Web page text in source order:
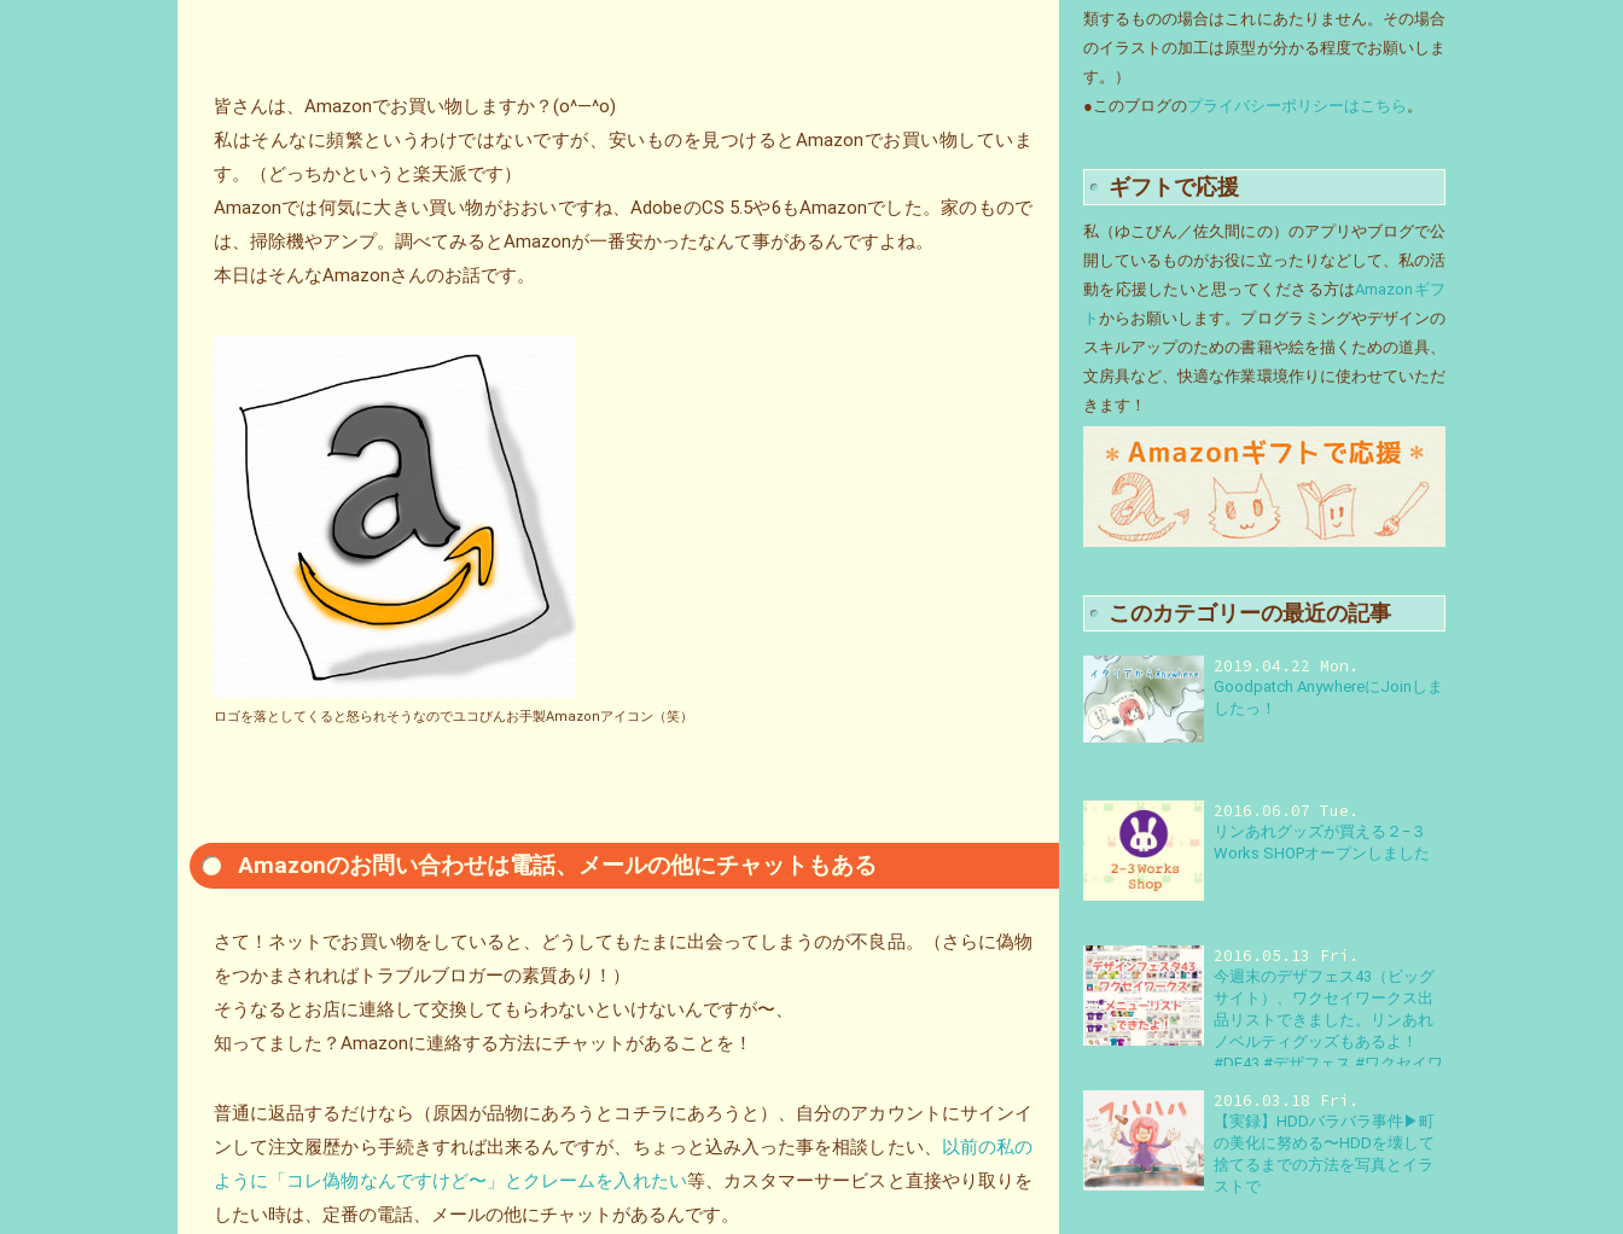
皆さんは、Amazonでお買い物しますか？(o^―^o)
私はそんなに頻繁というわけではないですが、安いものを見つけるとAmazonでお買い物していま
す。（どっちかというと楽天派です）
Amazonでは何気に大きい買い物がおおいですね、AdobeのCS 5.5や6もAmazonでした。家のもので
は、掃除機やアンプ。調べてみるとAmazonが一番安かったなんて事があるんですよね。
本日はそんなAmazonさんのお話です。
ロゴを落としてくると怒られそうなのでユコびんお手製Amazonアイコン（笑）
Amazonのお問い合わせは電話、メールの他にチャットもある
さて！ネットでお買い物をしていると、どうしてもたまに出会ってしまうのが不良品。（さらに偽物
をつかまされればトラブルブロガーの素質あり！）
そうなるとお店に連絡して交換してもらわないといけないんですが〜、
知ってました？Amazonに連絡する方法にチャットがあることを！
普通に返品するだけなら（原因が品物にあろうとコチラにあろうと）、自分のアカウントにサインイ
ンして注文履歴から手続きすれば出来るんですが、ちょっと込み入った事を相談したい、 以前の私の
ように「コレ偽物なんですけど〜」とクレームを入れたい等、カスタマーサービスと直接やり取りを
したい時は、定番の電話、メールの他にチャットがあるんです。
類するものの場合はこれにあたりません。その場合
のイラストの加工は原型が分かる程度でお願いしま
す。）
●このブログのプライバシーポリシーはこちら 。
ギフトで応援
私（ゆこびん／佐久間にの）のアプリやブログで公
開しているものがお役に立ったりなどして、私の活
動を応援したいと思ってくださる方はAmazonギフ
トからお願いします。プログラミングやデザインの
スキルアップのための書籍や絵を描くための道具、
文房具など、快適な作業環境作りに使わせていただ
きます！
このカテゴリーの最近の記事
2019.04.22 Mon.
Goodpatch AnywhereにJoinしま
したっ！
2016.06.07 Tue.
リンあれグッズが買える２−３
Works SHOPオープンしました
2016.05.13 Fri.
今週末のデザフェス43（ビッグ
サイト）、ワクセイワークス出
品リストできました。リンあれ
ノベルティグッズもあるよ！
#DF43 #デザフェス #ワクセイワ
2016.03.18 Fri.
【実録】HDDバラバラ事件▶町
の美化に努める〜HDDを壊して
捨てるまでの方法を写真とイラ
ストで